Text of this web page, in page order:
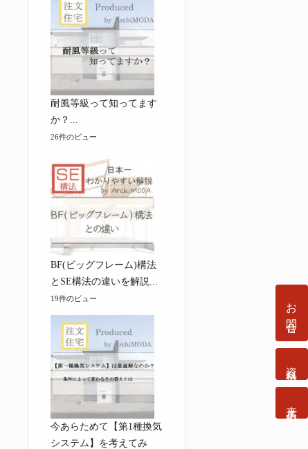
お問合せ
耐風等級って知ってます
か？...
26件のビュー
BF(ビッグフレーム)構法
とSE構法の違いを解説...
19件のビュー
今あらためて【第1種換気
システム】を考えてみ